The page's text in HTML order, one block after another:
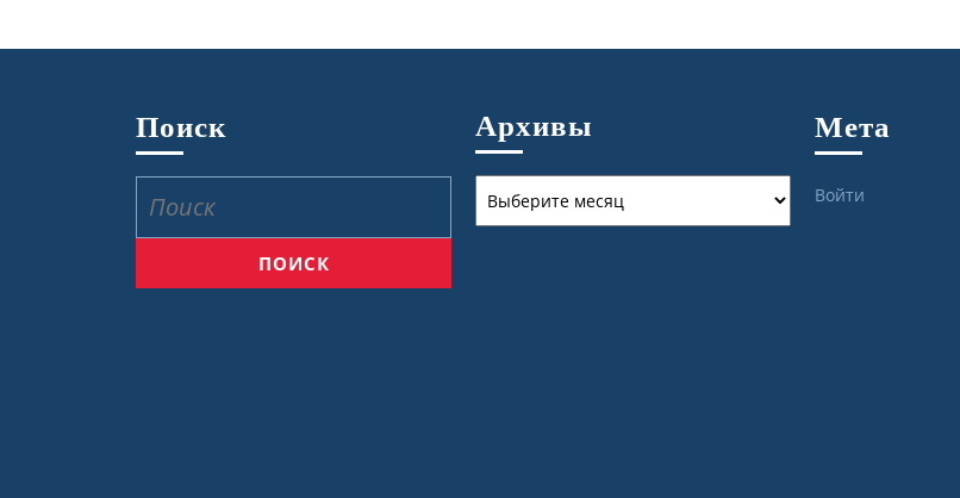
Поиск Архивы Мета
Войти